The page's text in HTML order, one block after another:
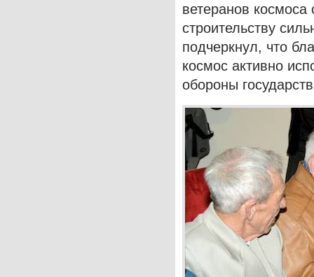
ветеранов
строительству
подчеркнул, что
космос активно
обороны